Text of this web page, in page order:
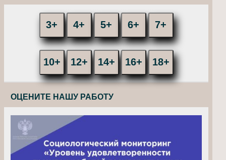
3+ 4+ 5+ 6+ 7+
10+ 12+ 14+ 16+ 18+
ОЦЕНИТЕ НАШУ РАБОТУ